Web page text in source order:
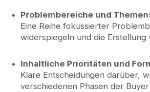
Problembereiche und
Eine Reihe fokussierter
widerspiegeln und die Erstellung
Inhaltliche Prioritäten und
Klare Entscheidungen darüber,
verschiedenen Phasen der